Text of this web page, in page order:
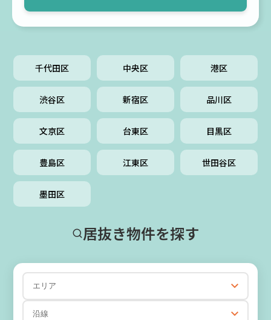
千代田区 中央区 港区
渋谷区 新宿区 品川区
文京区 台東区 目黒区
豊島区 江東区 世田谷区
墨田区
居抜き物件を探す
エリア
沿線